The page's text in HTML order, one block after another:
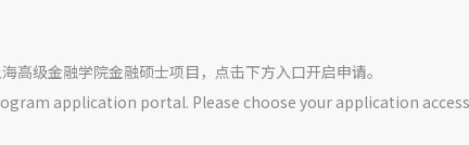
高级金融学院金融硕士项目，点击下方入口开启申请。
application portal. Please choose your application